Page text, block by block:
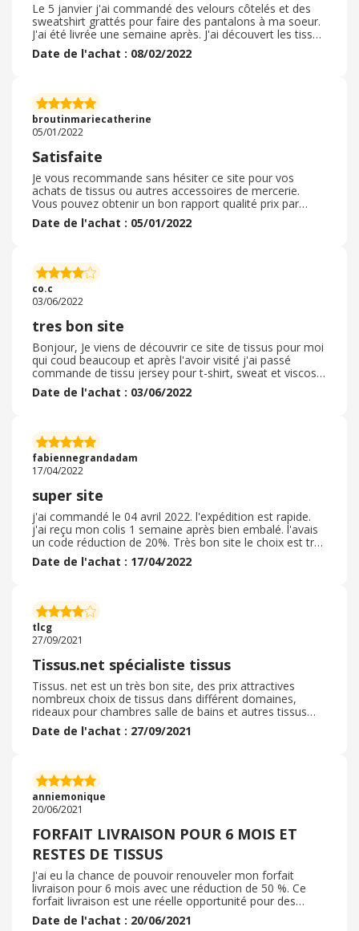
Le 5 janvier j'ai commandé des velours côtelés et des
sweatshirt grattés pour faire des pantalons à ma soeur.
J'ai été livrée une semaine après. J'ai découvert les tissus
en ouvrant le carton. J'avais un peu peur d'être déçue car
sur internet il est difficile de se rendre compte de la
exactement ce que je voulais. Le colis était en très bon
état et à l'intérieur tout était très bien plié et rangé. Je
suis toujours très satisfaite de ce site et de la qualité de
ses tissus. Je recommande vivement.
Date de l'achat : 08/02/2022
broutinmariecatherine
05/01/2022
Satisfaite
Je vous recommande sans hésiter ce site pour vos
achats de tissus ou autres accessoires de mercerie.
Vous pouvez obtenir un bon rapport qualité prix par
rapport à d'autres sites internet ou magasin. J'ai reçu
mon colis sans problème et mes articles étaient très
votre colis après la validation de votre commande mais
cela en vaut le coup surtout si vos achats ne sont pas
urgent. Je vais d'ailleurs bientôt repasser une
commande.
Date de l'achat : 05/01/2022
co.c
03/06/2022
tres bon site
Bonjour, Je viens de découvrir ce site de tissus pour moi
qui coud beaucoup et après l'avoir visité j'ai passé
commande de tissu jersey pour t-shirt, sweat et viscose
pour robe La commande s'est très bien passée et la
commande n'a pas tardé pour arriver, les prix sont
composition et le mode de lavage, j'ai beaucoup
apprécié ce mode d'étiquetage Aussi reçu, aussitot
cousu, pas de soucis a coudre , ni au lavage, tout était
conforme a mes attentes, je recommande donc ce site
de tissus merci
Date de l'achat : 03/06/2022
fabiennegrandadam
17/04/2022
super site
j'ai commandé le 04 avril 2022. l'expédition est rapide.
j'ai reçu mon colis 1 semaine après bien embalé. l'avais
un code réduction de 20%. Très bon site le choix est très
important. j'y touve pratiquement tout ce dont j'ai
besoin. Les produits sont de qualités. l'abonnement pour
pourla couturière que je suis . ainsi on n'est pas obligée
de faire de grosse commandes pour ne pas payer le
transport. JE RECOMMANDE
Date de l'achat : 17/04/2022
tlcg
27/09/2021
Tissus.net spécialiste tissus
Tissus. net est un très bon site, des prix attractives
nombreux choix de tissus dans différent domaines,
rideaux pour chambres salle de bains et autres tissus
pour fabriquer éventuellement des habits pour enfants,
adultes pour femmes et hommes avec de nombreuses
bricolage ( colles de bricolage, pistolets a colle , papier
bricolage) . Ils vendent aussi du tissus bio Livraison
rapide, et emballage correct . Site a conseiller
Date de l'achat : 27/09/2021
anniemonique
20/06/2021
FORFAIT LIVRAISON POUR 6 MOIS ET
RESTES DE TISSUS
J'ai eu la chance de pouvoir renouveler mon forfait
livraison pour 6 mois avec une réduction de 50 %. Ce
forfait livraison est une réelle opportunité pour des
petites commandes comportant des choix multiples
pour mes clients ; il s'agit très souvent de petites
Date de l'achat : 20/06/2021